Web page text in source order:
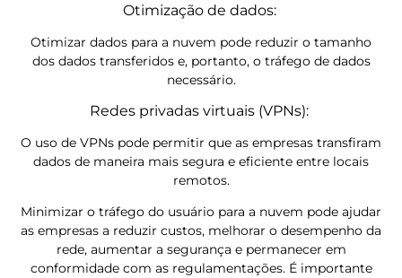
Otimização de dados:
Otimizar dados para a nuvem pode reduzir o tamanho
dos dados transferidos e, portanto, o tráfego de dados
necessário.
Redes privadas virtuais (VPNs):
O uso de VPNs pode permitir que as empresas transfiram
dados de maneira mais segura e eficiente entre locais
remotos.
Minimizar o tráfego do usuário para a nuvem pode ajudar
as empresas a reduzir custos, melhorar o desempenho da
rede, aumentar a segurança e permanecer em
conformidade com as regulamentações. É importante